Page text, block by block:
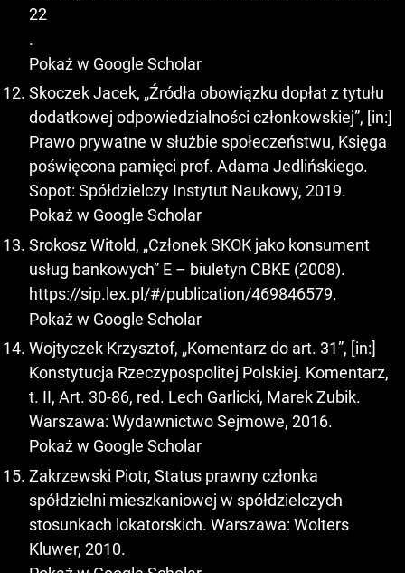
22
.
Pokaż w Google Scholar
Skoczek Jacek, „Źródła obowiązku dopłat z tytułu
dodatkowej odpowiedzialności członkowskiej”, [in:]
Prawo prywatne w służbie społeczeństwu, Księga
poświęcona pamięci prof. Adama Jedlińskiego.
Sopot: Spółdzielczy Instytut Naukowy, 2019.
Pokaż w Google Scholar
Srokosz Witold, „Członek SKOK jako konsument
usług bankowych” E – biuletyn CBKE (2008).
https://sip.lex.pl/#/publication/469846579.
Pokaż w Google Scholar
Wojtyczek Krzysztof, „Komentarz do art. 31”, [in:]
Konstytucja Rzeczypospolitej Polskiej. Komentarz,
t. II, Art. 30-86, red. Lech Garlicki, Marek Zubik.
Warszawa: Wydawnictwo Sejmowe, 2016.
Pokaż w Google Scholar
Zakrzewski Piotr, Status prawny członka
spółdzielni mieszkaniowej w spółdzielczych
stosunkach lokatorskich. Warszawa: Wolters
Kluwer, 2010.